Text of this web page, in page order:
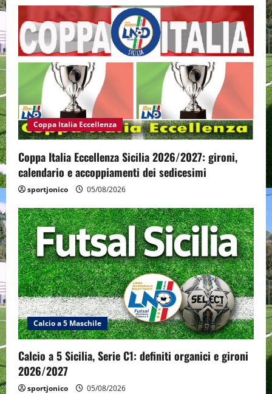
Coppa Italia Eccellenza
Coppa Italia Eccellenza Sicilia 2026/2027: gironi,
calendario e accoppiamenti dei sedicesimi
sportjonico 05/08/2026
Calcio a 5 Maschile
Calcio a 5 Sicilia, Serie C1: definiti organici e gironi
2026/2027
sportjonico 05/08/2026